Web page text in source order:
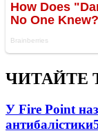
ЧИТАЙТЕ
У Fire Point
антибалістики